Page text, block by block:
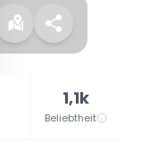
1,1k
Beliebtheit